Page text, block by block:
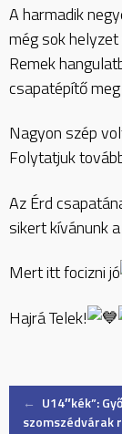
A harmadik
még sok
Remek
csapatépítő
Nagyon szép
Folytatjuk
Az Érd
sikert kívánunk
Mert itt focizni jó
Hajrá Telek!
Post
← U14″kék”:
szomszédvárak